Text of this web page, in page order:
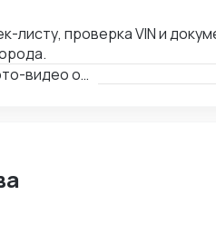
листу, проверка VIN и
Проверка, контроль качества товара. Фото-видео отчет